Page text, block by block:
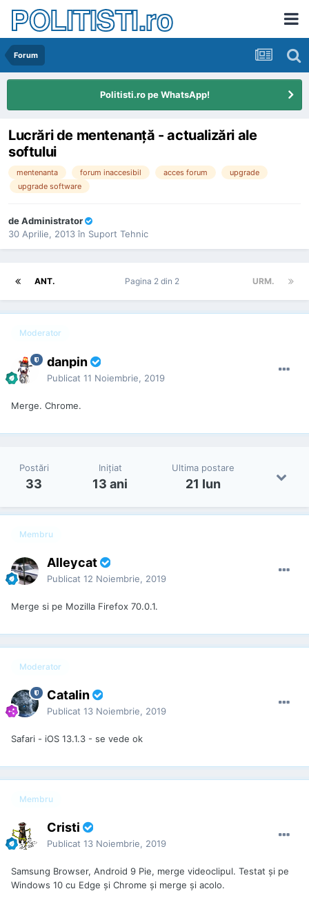
POLITISTI.ro
Forum
Politisti.ro pe WhatsApp!
Lucrări de mentenanţă - actualizări ale
softului
mentenanta forum inaccesibil acces forum
upgrade
upgrade software
deAdministrator
30 Aprilie, 2013 în Suport Tehnic
ANT. URM.
Pagina 2 din 2
Moderator
danpin
Publicat 11 Noiembrie, 2019
Merge. Chrome.
Postări
33
Iniţiat
13 ani
Ultima postare
21 Iun
Membru
Alleycat
Publicat 12 Noiembrie, 2019
Merge si pe Mozilla Firefox 70.0.1.
Moderator
Catalin
Publicat 13 Noiembrie, 2019
Safari - iOS 13.1.3 - se vede ok
Membru
Cristi
Publicat 13 Noiembrie, 2019
Samsung Browser, Android 9 Pie, merge videoclipul. Testat și pe
Windows 10 cu Edge și Chrome și merge și acolo.